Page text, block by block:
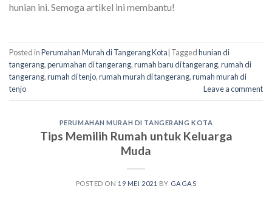
hunian ini. Semoga artikel ini membantu!
Posted inPerumahan Murah di Tangerang Kota Taggedhunian di
tangerang,perumahan di tangerang,rumah baru di tangerang,rumah di
tangerang,rumah di tenjo,rumah murah di tangerang,rumah murah di
tenjo
Leave a comment
PERUMAHAN MURAH DI TANGERANG KOTA
Tips Memilih Rumah untuk Keluarga
Muda
POSTED ON 19 MEI 2021 BY GAGAS